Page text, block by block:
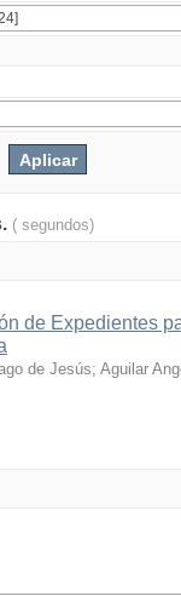
( segundos)
de Expedientes
de Jesús; Aguilar